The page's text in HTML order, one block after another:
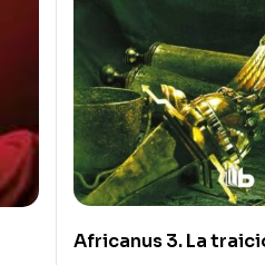
Africanus 3. La